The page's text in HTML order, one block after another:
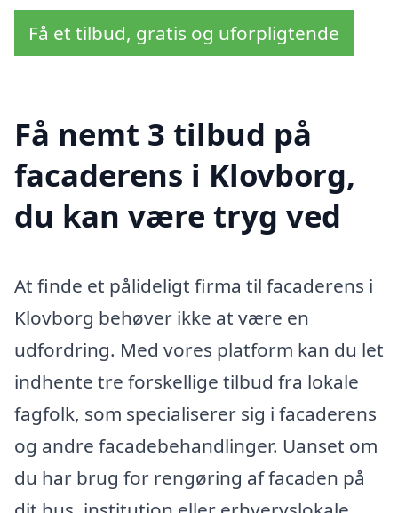
Få et tilbud, gratis og uforpligtende
Få nemt 3 tilbud på
facaderens i Klovborg,
du kan være tryg ved
At finde et pålideligt firma til facaderens i
Klovborg behøver ikke at være en
udfordring. Med vores platform kan du let
indhente tre forskellige tilbud fra lokale
fagfolk, som specialiserer sig i facaderens
og andre facadebehandlinger. Uanset om
du har brug for rengøring af facaden på